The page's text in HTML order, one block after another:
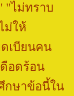
"ไม่ทราบ
ม่ให้
เบียนคน
อดร้อน
กษาข้อนี้ใน